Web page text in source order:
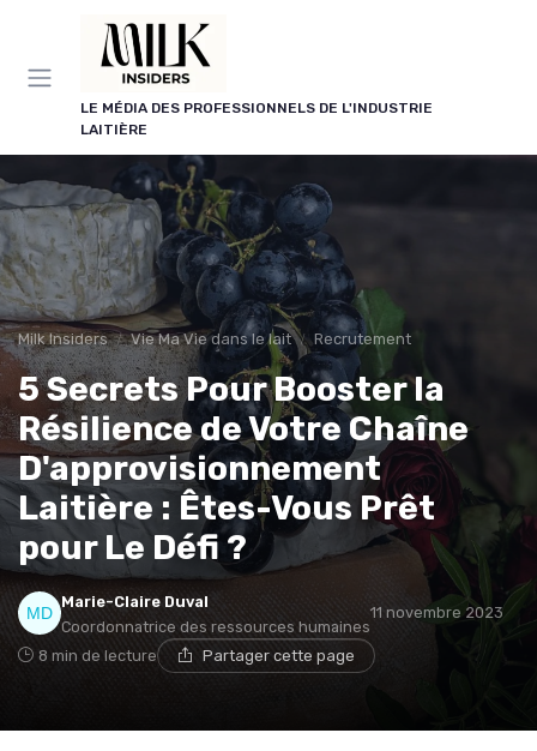
LE MÉDIA DES PROFESSIONNELS DE L'INDUSTRIE
LAITIÈRE
Milk Insiders Vie Ma Vie dans le lait Recrutement
5 Secrets Pour Booster la
Résilience de Votre Chaîne
D'approvisionnement
Laitière : Êtes-Vous Prêt
pour Le Défi ?
Marie-Claire Duval
Coordonnatrice des ressources humaines
11 novembre 2023
8 min de lecture Partager cette page